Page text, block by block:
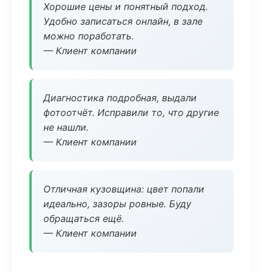
Хорошие цены и понятный подход.
Удобно записаться онлайн, в зале
можно поработать.
— Клиент компании
Диагностика подробная, выдали
фотоотчёт. Исправили то, что другие
не нашли.
— Клиент компании
Отличная кузовщина: цвет попали
идеально, зазоры ровные. Буду
обращаться ещё.
— Клиент компании